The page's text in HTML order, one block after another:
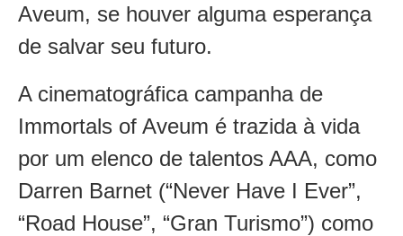
Aveum, se houver alguma esperança
de salvar seu futuro.
A cinematográfica campanha de
Immortals of Aveum é trazida à vida
por um elenco de talentos AAA, como
Darren Barnet (“Never Have I Ever”,
“Road House”, “Gran Turismo”) como